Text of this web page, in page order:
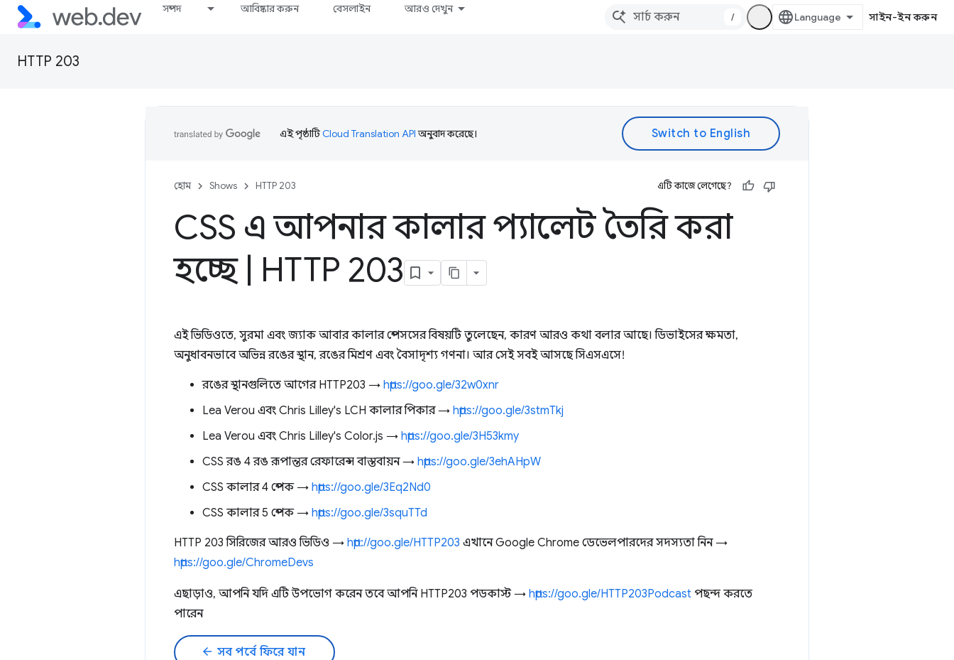
সম্পদ আবিষ্কার করুন বেসলাইন আরও দেখুন
/ সাইন-ইন করুন
HTTP 203
এই পৃষ্ঠাটিCloud Translation APIঅনুবাদ করেছে।
হোম Shows HTTP 203 এটি কাজে লেগেছে?
CSS এ আপনার কালার প্যালেট তৈরি করা
হচ্ছে HTTP 203
এই ভিডিওতে, সুরমা এবং জ্যাক আবার কালার স্পেসসের বিষয়টি তুলেছেন, কারণ আরও কথা বলার আছে। ডিভাইসের ক্ষমতা,
অনুধাবনভাবে অভিন্ন রঙের স্থান, রঙের মিশ্রণ এবং বৈসাদৃশ্য গণনা। আর সেই সবই আসছে সিএসএসে!
রঙের স্থানগুলিতে আগের HTTP203 → https://goo.gle/32w0xnr
Lea Verou এবং Chris Lilley's LCH কালার পিকার → https://goo.gle/3stmTkj
Lea Verou এবং Chris Lilley's Color.js → https://goo.gle/3H53kmy
CSS রঙ 4 রঙ রূপান্তর রেফারেন্স বাস্তবায়ন → https://goo.gle/3ehAHpW
CSS কালার 4 স্পেক → https://goo.gle/3Eq2Nd0
CSS কালার 5 স্পেক → https://goo.gle/3squTTd
HTTP 203 সিরিজের আরও ভিডিও → http://goo.gle/HTTP203 এখানে Google Chrome ডেভেলপারদের সদস্যতা নিন →
https://goo.gle/ChromeDevs
এছাড়াও, আপনি যদি এটি উপভোগ করেন তবে আপনি HTTP203 পডকাস্ট → https://goo.gle/HTTP203Podcast পছন্দ করতে
পারেন
arrow_back সব পর্বে ফিরে যান